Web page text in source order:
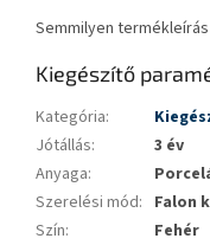
Semmilyen
Kiegészítő
Kategória:
Jótállás:
3 év
Anyaga:
Szerelési mód: Falon
Szín: Fehér